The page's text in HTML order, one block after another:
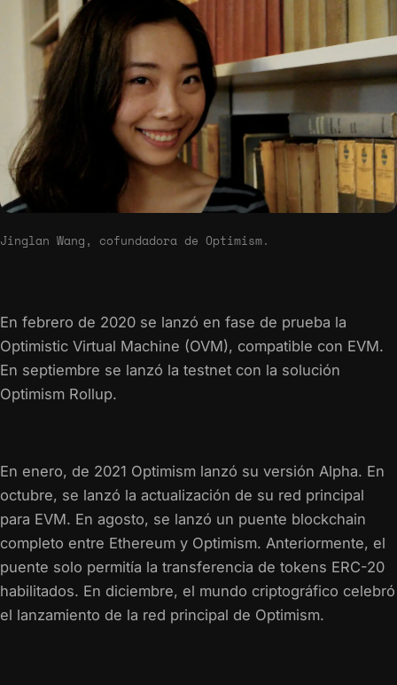
Jinglan Wang, cofundadora de Optimism.
En febrero de 2020 se lanzó en fase de prueba la
Optimistic Virtual Machine (OVM), compatible con EVM.
En septiembre se lanzó la testnet con la solución
Optimism Rollup.
En enero, de 2021 Optimism lanzó su versión Alpha. En
octubre, se lanzó la actualización de su red principal
para EVM. En agosto, se lanzó un puente blockchain
completo entre Ethereum y Optimism. Anteriormente, el
puente solo permitía la transferencia de tokens ERC-20
habilitados. En diciembre, el mundo criptográfico celebró
el lanzamiento de la red principal de Optimism.